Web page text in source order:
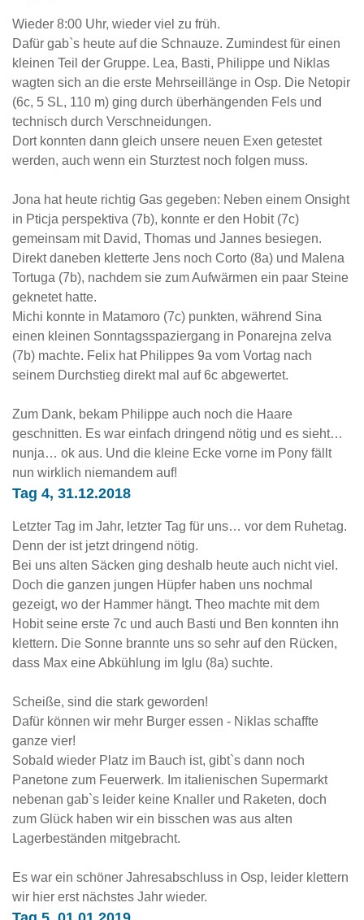
Wieder 8:00 Uhr, wieder viel zu früh.
Dafür gab`s heute auf die Schnauze. Zumindest für einen
kleinen Teil der Gruppe. Lea, Basti, Philippe und Niklas
wagten sich an die erste Mehrseillänge in Osp. Die Netopir
(6c, 5 SL, 110 m) ging durch überhängenden Fels und
technisch durch Verschneidungen.
Dort konnten dann gleich unsere neuen Exen getestet
werden, auch wenn ein Sturztest noch folgen muss.
Jona hat heute richtig Gas gegeben: Neben einem Onsight
in Pticja perspektiva (7b), konnte er den Hobit (7c)
gemeinsam mit David, Thomas und Jannes besiegen.
Direkt daneben kletterte Jens noch Corto (8a) und Malena
Tortuga (7b), nachdem sie zum Aufwärmen ein paar Steine
geknetet hatte.
Michi konnte in Matamoro (7c) punkten, während Sina
einen kleinen Sonntagsspaziergang in Ponarejna zelva
(7b) machte. Felix hat Philippes 9a vom Vortag nach
seinem Durchstieg direkt mal auf 6c abgewertet.
Zum Dank, bekam Philippe auch noch die Haare
geschnitten. Es war einfach dringend nötig und es sieht…
nunja… ok aus. Und die kleine Ecke vorne im Pony fällt
nun wirklich niemandem auf!
Tag 4, 31.12.2018
Letzter Tag im Jahr, letzter Tag für uns… vor dem Ruhetag.
Denn der ist jetzt dringend nötig.
Bei uns alten Säcken ging deshalb heute auch nicht viel.
Doch die ganzen jungen Hüpfer haben uns nochmal
gezeigt, wo der Hammer hängt. Theo machte mit dem
Hobit seine erste 7c und auch Basti und Ben konnten ihn
klettern. Die Sonne brannte uns so sehr auf den Rücken,
dass Max eine Abkühlung im Iglu (8a) suchte.
Scheiße, sind die stark geworden!
Dafür können wir mehr Burger essen - Niklas schaffte
ganze vier!
Sobald wieder Platz im Bauch ist, gibt`s dann noch
Panetone zum Feuerwerk. Im italienischen Supermarkt
nebenan gab`s leider keine Knaller und Raketen, doch
zum Glück haben wir ein bisschen was aus alten
Lagerbeständen mitgebracht.
Es war ein schöner Jahresabschluss in Osp, leider klettern
wir hier erst nächstes Jahr wieder.